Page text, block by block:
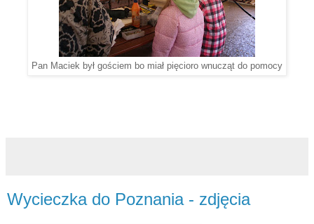
Pan Maciek był gościem bo miał pięcioro wnucząt do pomocy
Wycieczka do Poznania - zdjęcia